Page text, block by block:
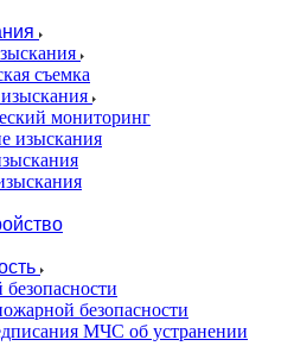
съемка
мониторинг
изыскания
безопасности
МЧС об устранении